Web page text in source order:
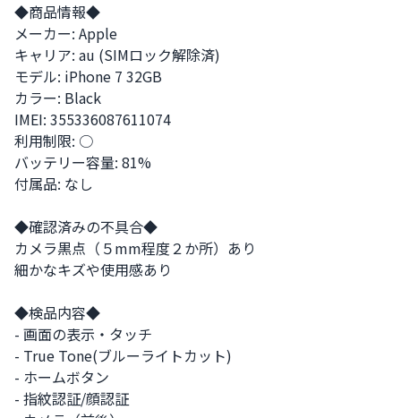
◆商品情報◆
メーカー: Apple
キャリア: au (SIMロック解除済)
モデル: iPhone 7 32GB
カラー: Black
IMEI: 355336087611074
利用制限: ○
バッテリー容量: 81%
付属品: なし
◆確認済みの不具合◆
カメラ黒点（５mm程度２か所）あり
細かなキズや使用感あり
◆検品内容◆
- 画面の表示・タッチ
- True Tone(ブルーライトカット)
- ホームボタン
- 指紋認証/顔認証